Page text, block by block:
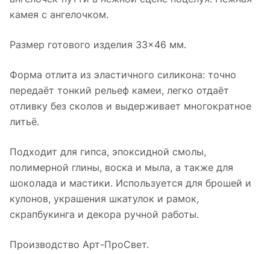
камея с ангелочком.
Размер готового изделия 33×46 мм.
Форма отлита из эластичного силикона: точно
передаёт тонкий рельеф камеи, легко отдаёт
отливку без сколов и выдерживает многократное
литьё.
Подходит для гипса, эпоксидной смолы,
полимерной глины, воска и мыла, а также для
шоколада и мастики. Используется для брошей и
кулонов, украшения шкатулок и рамок,
скрапбукинга и декора ручной работы.
Производство Арт-ПроСвет.